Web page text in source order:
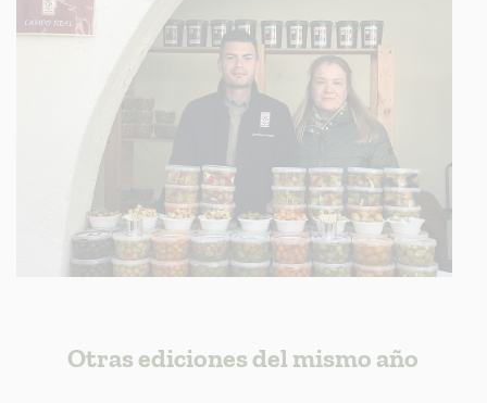
Otras ediciones del mismo año